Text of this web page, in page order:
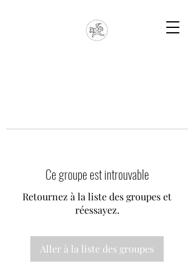
Ce groupe est introuvable
Retournez à la liste des groupes et
réessayez.
Aller à la liste des groupes